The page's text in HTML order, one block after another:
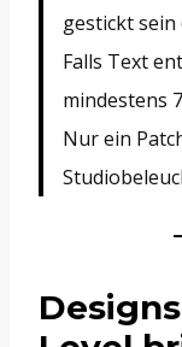
gestickt
Falls Text
mindestens
Nur ein